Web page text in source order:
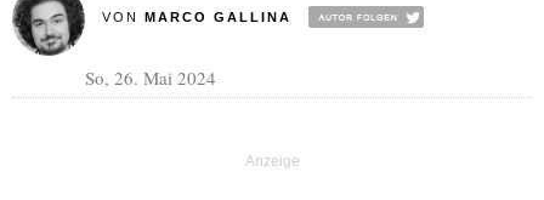
VON MARCO GALLINA
So, 26. Mai 2024